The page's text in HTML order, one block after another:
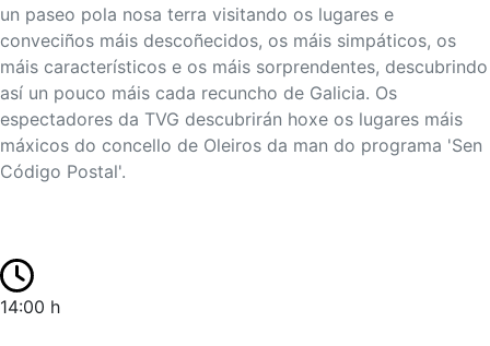
un paseo pola nosa terra visitando os lugares e
conveciños máis descoñecidos, os máis simpáticos, os
máis característicos e os máis sorprendentes, descubrindo
así un pouco máis cada recuncho de Galicia. Os
espectadores da TVG descubrirán hoxe os lugares máis
máxicos do concello de Oleiros da man do programa 'Sen
Código Postal'.
14:00 h